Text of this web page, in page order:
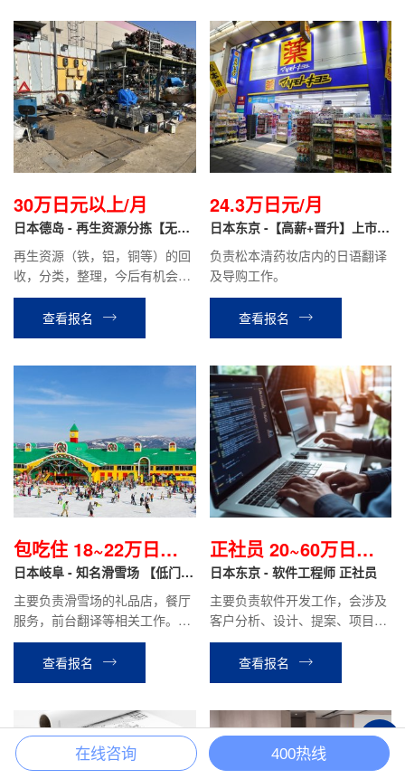
30万日元以上/月
日本德岛 - 再生资源分拣【无日
再生资源（铁，铝，铜等）的回
收，分类，整理，今后有机会做
营业。
查看报名
24.3万日元/月
日本东京 -【高薪+晋升】上市药
负责松本清药妆店内的日语翻译
及导购工作。
查看报名
包吃住 18~22万日元/
月
日本岐阜 - 知名滑雪场 【低门槛
主要负责滑雪场的礼品店，餐厅
服务，前台翻译等相关工作。滑
雪场工作结束后可直接安排立山
温泉酒店或其他酒店工作。
查看报名
正社员 20~60万日元/
月
日本东京 - 软件工程师 正社员
主要负责软件开发工作，会涉及
客户分析、设计、提案、项目管
理等工作。
查看报名
+
在线咨询 400热线